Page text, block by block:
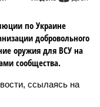
по Украине
добровольного
оружия для ВСУ на
сообщества.
ссылаясь на